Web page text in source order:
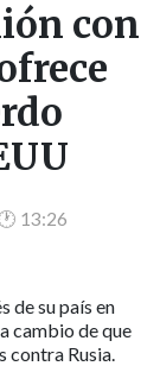
con
13:26
de su país en
cambio de que
contra Rusia.